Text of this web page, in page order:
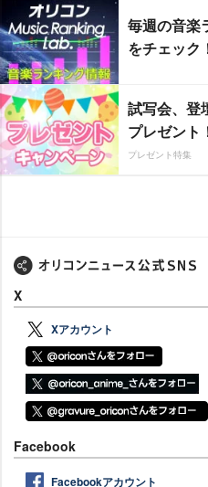
毎週の音楽
をチェック
試写会、登
プレゼント
プレゼント特集
X
Xアカウント
Facebook
Facebookアカウント